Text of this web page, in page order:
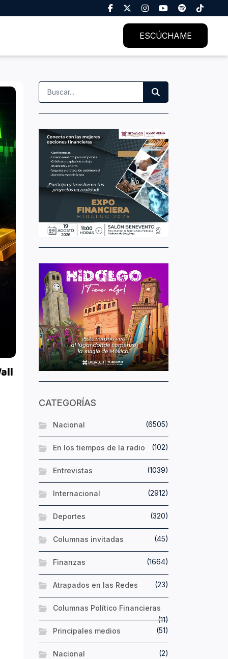
ESCÚCHAME
CATEGORÍAS
Nacional (6505)
En los tiempos de la radio (102)
Entrevistas (1039)
Internacional (2912)
Deportes (320)
Columnas invitadas (45)
Finanzas (1664)
Atrapados en las Redes (23)
Columnas Político Financieras
(11)
Principales medios
(51)
Nacional (2)